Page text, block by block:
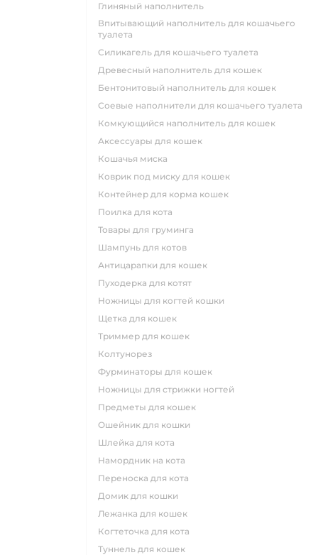
глиняный наполнитель
впитывающий наполнитель для кошачьего
туалета
силикагель для кошачьего туалета
древесный наполнитель для кошек
бентонитовый наполнитель для кошек
соевые наполнители для кошачьего туалета
комкующийся наполнитель для кошек
аксессуары для кошек
кошачья миска
коврик под миску для кошек
контейнер для корма кошек
поилка для кота
товары для груминга
шампунь для котов
антицарапки для кошек
пуходерка для котят
ножницы для когтей кошки
щетка для кошек
триммер для кошек
колтунорез
фурминаторы для кошек
ножницы для стрижки ногтей
предметы для кошек
ошейник для кошки
шлейка для кота
намордник на кота
переноска для кота
домик для кошки
лежанка для кошек
когтеточка для кота
туннель для кошек